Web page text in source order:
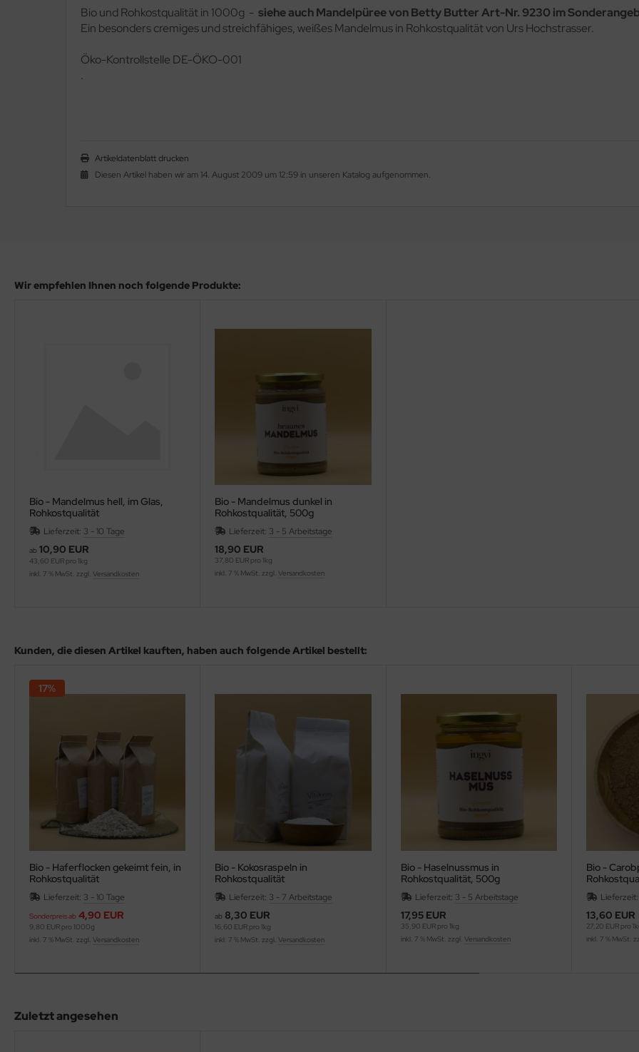
Bio und Rohkostqualität in 1000g - siehe auch Mandelpüree von Betty Butter Art-Nr. 9230 im
Ein besonders cremiges und streichfähiges, weißes Mandelmus in Rohkostqualität von Urs Hochstrasser.
Öko-Kontrollstelle DE-ÖKO-001
.
Artikeldatenblatt drucken
Diesen Artikel haben wir am 14. August 2009 um 12:59 in unseren Katalog aufgenommen.
Wir empfehlen Ihnen noch folgende Produkte:
Bio - Mandelmus hell, im Glas,
Rohkostqualität
Lieferzeit: 3 - 10 Tage
ab 10,90 EUR
43,60 EUR pro 1kg
inkl. 7 % MwSt. zzgl. Versandkosten
Bio - Mandelmus dunkel in
Rohkostqualität, 500g
Lieferzeit: 3 - 5 Arbeitstage
18,90 EUR
37,80 EUR pro 1kg
inkl. 7 % MwSt. zzgl.Versandkosten
Kunden, die diesen Artikel kauften, haben auch folgende Artikel bestellt:
Bio - Haferflocken gekeimt fein, in
Rohkostqualität
Lieferzeit: 3 - 10 Tage
Sonderpreis ab 4,90 EUR
17%
9,80 EUR pro 1000g
inkl. 7 % MwSt. zzgl. Versandkosten
Bio - Kokosraspeln in
Rohkostqualität
Lieferzeit: 3 - 7 Arbeitstage
ab 8,30 EUR
16,60 EUR pro 1kg
inkl. 7 % MwSt. zzgl.Versandkosten
Bio - Haselnussmus in
Rohkostqualität, 500g
Lieferzeit: 3 - 5 Arbeitstage
17,95 EUR
35,90 EUR pro 1kg
inkl. 7 % MwSt. zzgl. Versandkosten
Bio -
13,60 EUR
27,20 EUR pro
inkl. 7 % MwSt.
Zuletzt angesehen